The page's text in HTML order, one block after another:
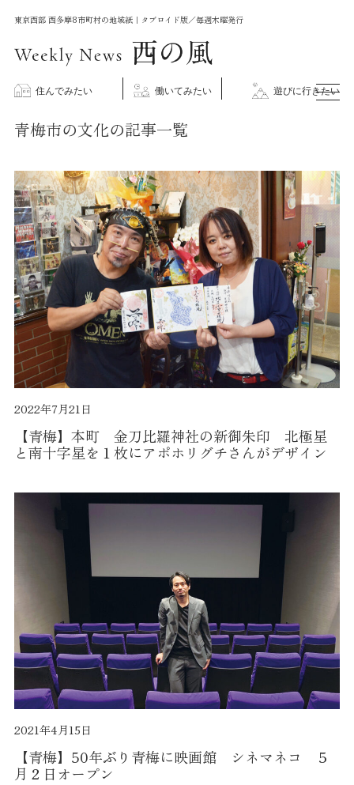
東京西部 西多摩8市町村の地域紙｜タブロイド版／毎週木曜発行
住んでみたい 働いてみたい 遊びに行きたい
青梅市の文化の記事一覧
2022年7月21日
【青梅】本町 金刀比羅神社の新御朱印 北極星
と南十字星を１枚にアポホリグチさんがデザイン
2021年4月15日
【青梅】50年ぶり青梅に映画館 シネマネコ ５
月２日オープン